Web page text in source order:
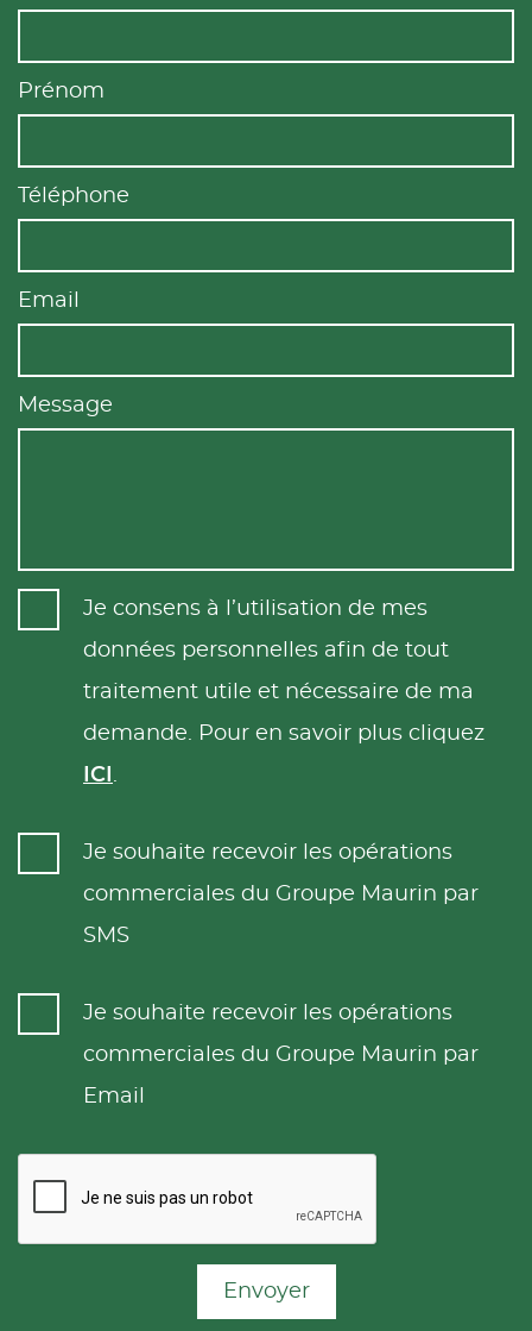
Prénom
Téléphone
Email
Message
Je consens à l’utilisation de mes
données personnelles afin de tout
traitement utile et nécessaire de ma
demande. Pour en savoir plus cliquez
ICI .
Je souhaite recevoir les opérations
commerciales du Groupe Maurin par
SMS
Je souhaite recevoir les opérations
commerciales du Groupe Maurin par
Email
Envoyer